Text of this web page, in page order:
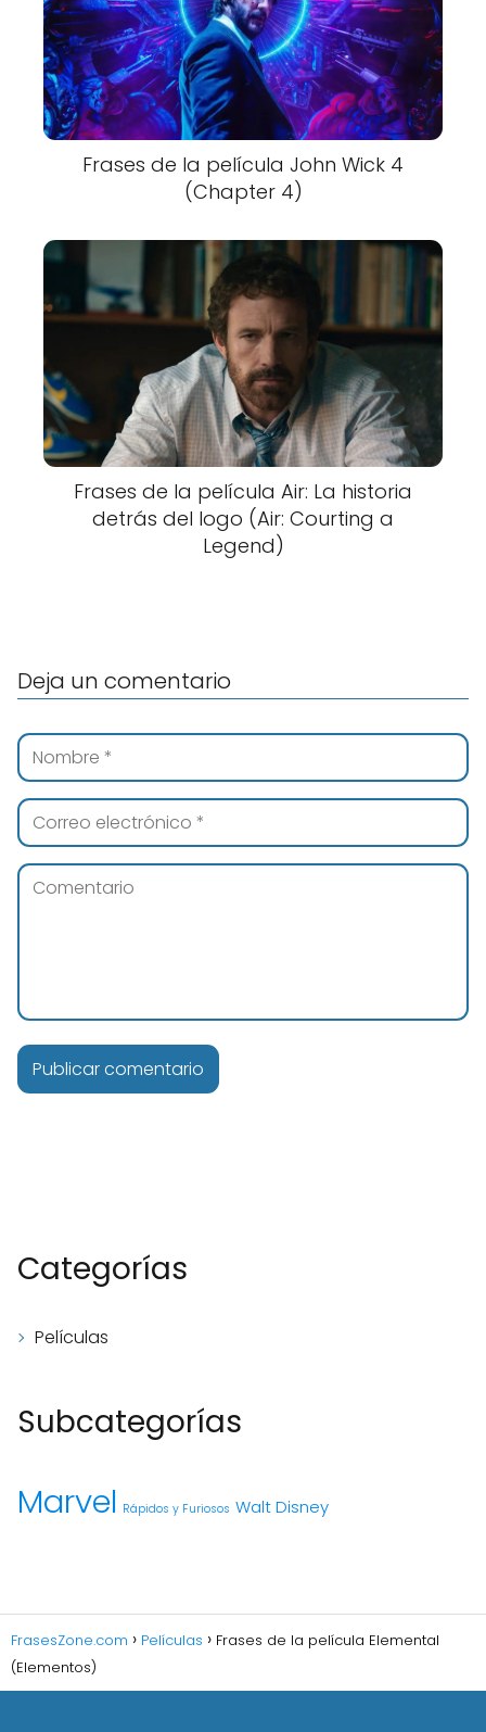
Frases de la película John Wick 4
(Chapter 4)
Frases de la película Air: La historia
detrás del logo (Air: Courting a
Legend)
Deja un comentario
Categorías
Películas
Subcategorías
Marvel Rápidos y Furiosos Walt Disney
FrasesZone.com Películas
Frases de la película Elemental
(Elementos)